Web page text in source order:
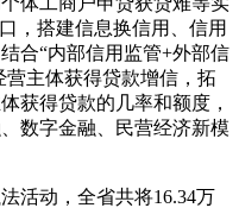
，搭建信息换信用、信用
合“内部信用监管+外部信
营主体获得贷款增信，拓
获得贷款的几率和额度，
数字金融、民营经济新模
活动，全省共将16.34万